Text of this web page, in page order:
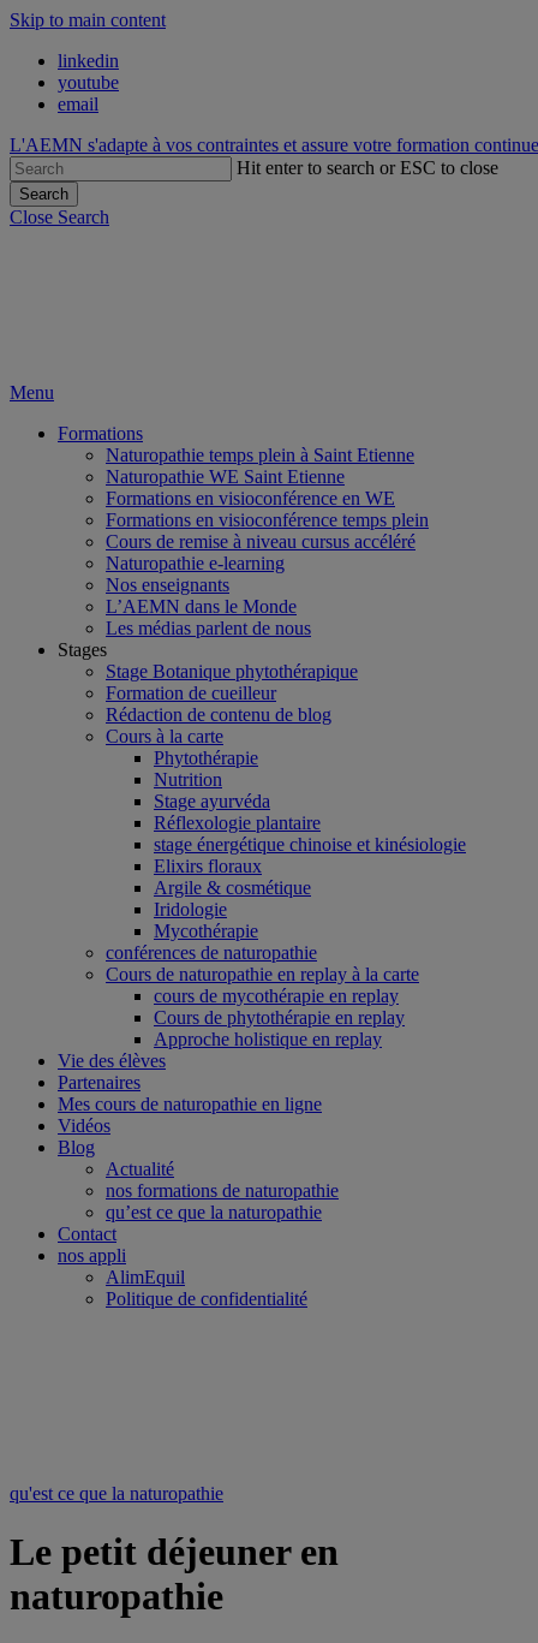
Skip to main content
linkedin
youtube
email
L'AEMN s'adapte à vos contraintes et assure votre formation
Hit enter to search or ESC to close
Search
Close Search
Menu
Formations
Naturopathie temps plein à Saint Etienne
Naturopathie WE Saint Etienne
Formations en visioconférence en WE
Formations en visioconférence temps plein
Cours de remise à niveau cursus accéléré
Naturopathie e-learning
Nos enseignants
L’AEMN dans le Monde
Les médias parlent de nous
Stages
Stage Botanique phytothérapique
Formation de cueilleur
Rédaction de contenu de blog
Cours à la carte
Phytothérapie
Nutrition
Stage ayurvéda
Réflexologie plantaire
stage énergétique chinoise et kinésiologie
Elixirs floraux
Argile & cosmétique
Iridologie
Mycothérapie
conférences de naturopathie
Cours de naturopathie en replay à la carte
cours de mycothérapie en replay
Cours de phytothérapie en replay
Approche holistique en replay
Vie des élèves
Partenaires
Mes cours de naturopathie en ligne
Vidéos
Blog
Actualité
nos formations de naturopathie
qu’est ce que la naturopathie
Contact
nos appli
AlimEquil
Politique de confidentialité
qu'est ce que la naturopathie
Le petit déjeuner en
naturopathie